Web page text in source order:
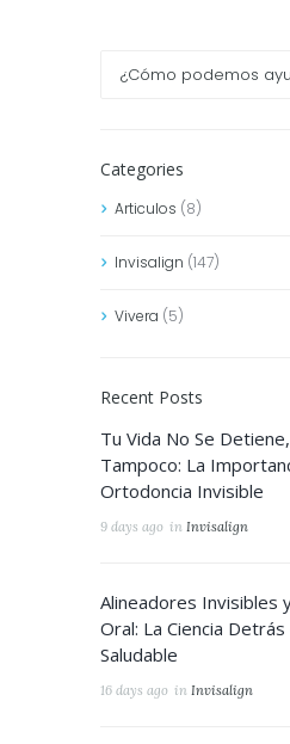
Categories
Articulos (8)
Invisalign (147)
Vivera (5)
Recent Posts
Tu Vida No Se
Tampoco: La
Ortodoncia Invisible
9 days ago in Invisalign
Alineadores Invisibles
Oral: La Ciencia
Saludable
16 days ago in Invisalign